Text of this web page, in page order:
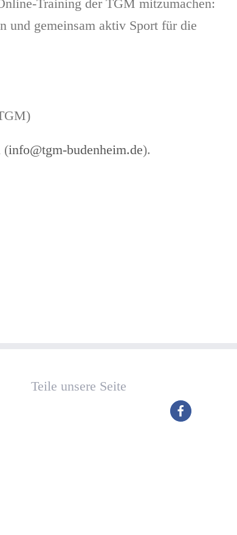
Training der TGM mitzumachen:
und gemeinsam aktiv Sport für die
(info@tgm-budenheim.de).
Teile unsere Seite